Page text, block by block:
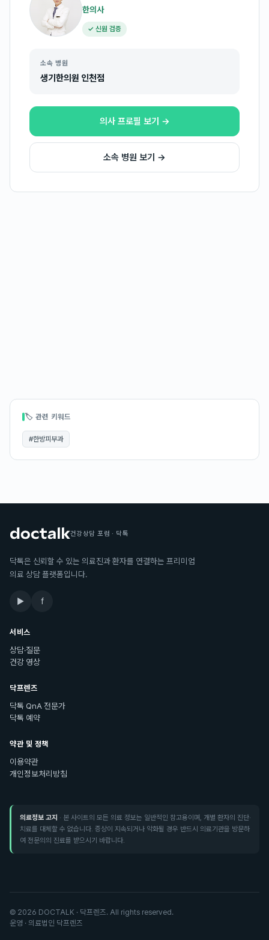
한의사
✓ 신원 검증
소속 병원
생기한의원 인천점
의사 프로필 보기 →
소속 병원 보기 →
🏷 관련 키워드
#한방피부과
건강상담 포럼 · 닥톡
닥톡은 신뢰할 수 있는 의료진과 환자를 연결하는 프리미엄
의료 상담 플랫폼입니다.
▶ f
서비스
상담·질문
건강 영상
닥프렌즈
닥톡 QnA 전문가
닥톡 예약
약관 및 정책
이용약관
개인정보처리방침
의료정보 고지 · 본 사이트의 모든 의료 정보는 일반적인 참고용이며, 개별 환자의 진단·
치료를 대체할 수 없습니다. 증상이 지속되거나 악화될 경우 반드시 의료기관을 방문하
여 전문의의 진료를 받으시기 바랍니다.
© 2026 DOCTALK · 닥프렌즈. All rights reserved.
운영 · 의료법인 닥프렌즈